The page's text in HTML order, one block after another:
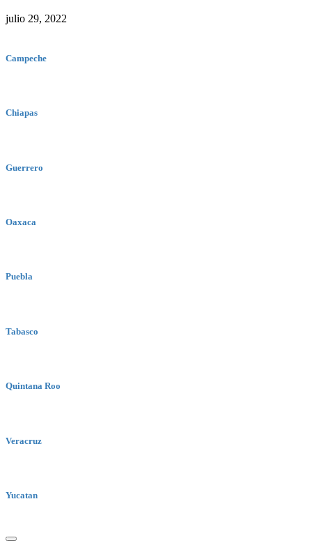
julio 29, 2022
Campeche
Chiapas
Guerrero
Oaxaca
Puebla
Tabasco
Quintana Roo
Veracruz
Yucatan